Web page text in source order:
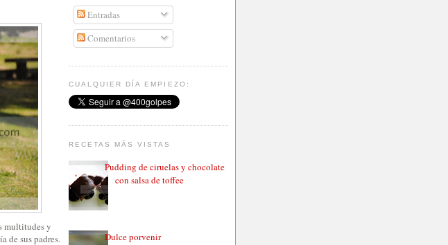
multitudes y
de sus padres.
Entradas
Comentarios
CUALQUIER DÍA EMPIEZO:
RECETAS MÁS VISTAS
Pudding de ciruelas y chocolate
con salsa de toffee
Dulce porvenir